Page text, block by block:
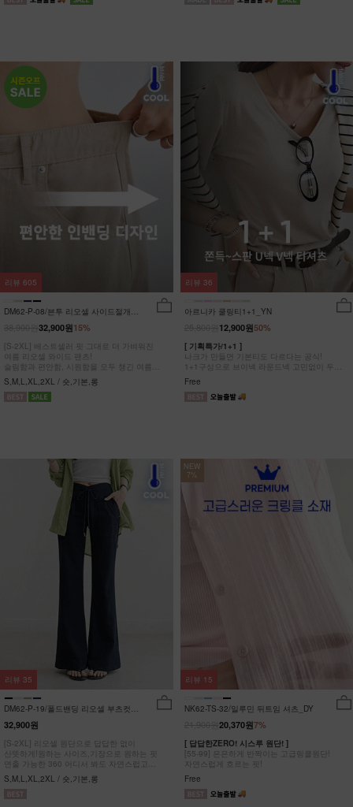
DM62-P-08/븐투 리오셀 사이드절개팬
15%
32,900원
[S-2XL] 베스트셀러 핏 그대로 더 가벼워진
여름 리오셀 와이드 팬츠!
슬림함과 편안함, 시원함을 모두 챙긴 여름
완전정복 팬츠
S,M,L,XL,2XL / 숏,기본,롱
리뷰 605
아르니카 쿨링티1+1_YN
50%
12,900원
[ 기획특가/1+1 ]
나크가 만들면 기본티도 다르다는 공식!
1+1구성으로 브이넥 라운드넥 고민없이 두장
다 챙겨가세요
Free
리뷰 36
DM62-P-19/폴드밴딩 리오셀 부츠컷팬
츠_HR
32,900원
[S-2XL] 리오셀 원단으로 답답한 없이
산뜻하게!원하는 사이즈,기장으로 원하는 핏
연출 가능한 360 어디서 봐도 자연스럽고
균형잡힌 부츠컷 팬츠
S,M,L,XL,2XL / 숏,기본,롱
리뷰 35
NEW
7%
NK62-TS-32/일루민 뒤트임 셔츠_DY
7%
20,370원
[ 답답한ZERO! 시스루 원단! ]
[55-99] 은은하게 반짝이는 고급링클원단!
자연스럽게 흐르는 핏!
Free
리뷰 15